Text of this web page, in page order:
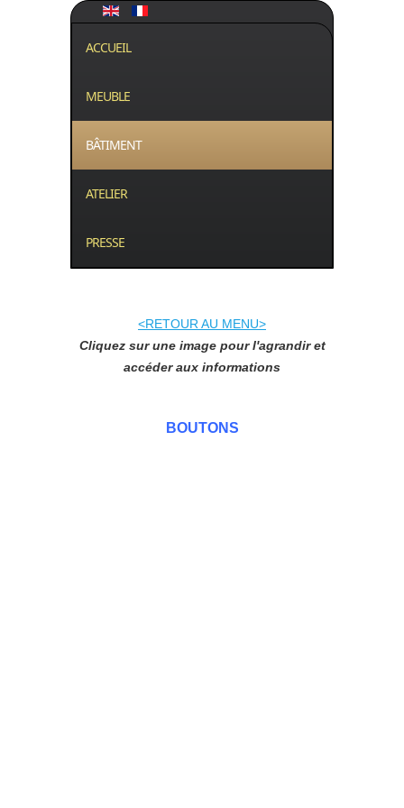
ACCUEIL
MEUBLE
BÂTIMENT
ATELIER
PRESSE
<RETOUR AU MENU>
Cliquez sur une image pour l'agrandir et
accéder aux informations
BOUTONS